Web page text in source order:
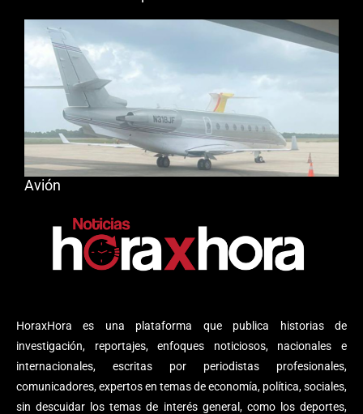
HoraxHora es una plataforma que publica historias de
investigación, reportajes, enfoques noticiosos, nacionales e
internacionales, escritas por periodistas profesionales,
comunicadores, expertos en temas de economía, política, sociales,
sin descuidar los temas de interés general, como los deportes,
Avión